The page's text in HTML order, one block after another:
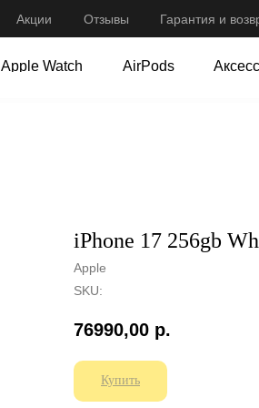
Акции Отзывы Гарантия и
Apple Watch AirPods
Акции Отзывы Гарантия и
Apple Watch AirPods
iPhone 17 256gb
Apple
SKU:
76990,00 р.
Купить